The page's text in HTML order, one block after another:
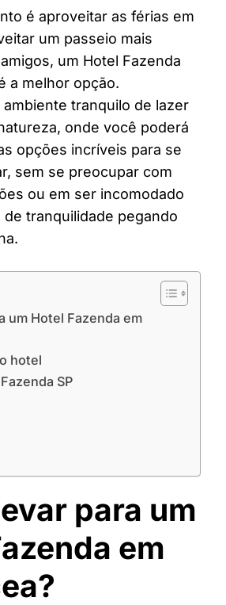
é aproveitar as férias em
um passeio mais
um Hotel Fazenda
a melhor opção.
tranquilo de lazer
onde você poderá
opções incríveis para se
sem se preocupar com
ou em ser incomodado
de tranquilidade pegando
um Hotel Fazenda em
hotel
SP
para um
em